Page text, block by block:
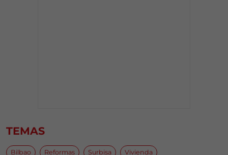
TEMAS
Bilbao Reformas Surbisa Vivienda